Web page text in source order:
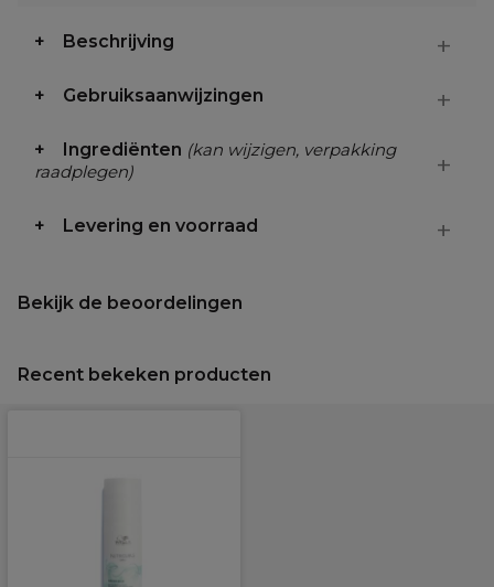
Beschrijving
Gebruiksaanwijzingen
Ingrediënten (kan wijzigen, verpakking
raadplegen)
Levering en voorraad
Bekijk de beoordelingen
Recent bekeken producten